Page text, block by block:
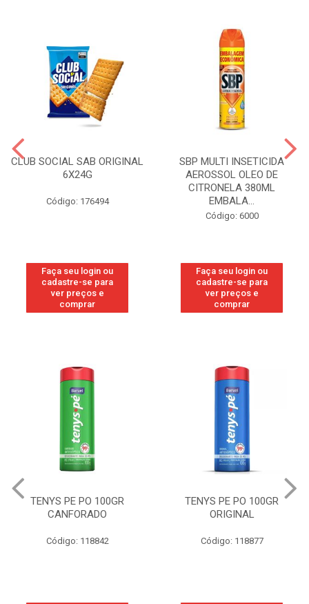
CLUB SOCIAL SAB ORIGINAL
6X24G
Código: 176494
Faça seu login ou
cadastre-se para
ver preços e
comprar
SBP MULTI INSETICIDA
AEROSSOL OLEO DE
CITRONELA 380ML
EMBALA...
Código: 6000
Faça seu login ou
cadastre-se para
ver preços e
comprar
TENYS PE PO 100GR
CANFORADO
Código: 118842
TENYS PE PO 100GR
ORIGINAL
Código: 118877